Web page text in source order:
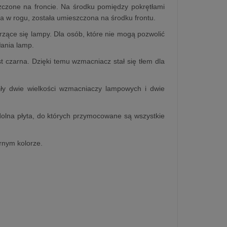
na froncie. Na środku pomiędzy pokrętłami
w rogu, została umieszczona na środku frontu.
się lampy. Dla osób, które nie mogą pozwolić
lamp.
Dzięki temu wzmacniacz stał się tłem dla
dwie wielkości wzmacniaczy lampowych i dwie
płyta, do których przymocowane są wszystkie
kolorze.